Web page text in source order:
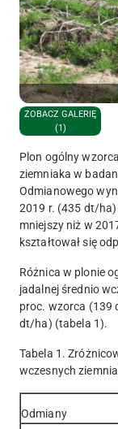
ZOBACZ GALERIĘ
(1)
Plon ogólny
ziemniaka w
Odmianowego
2019 r. (435 dt/
mniejszy niż w
kształtował się
Różnica w plonie
jadalnej średnio
proc. wzorca (139
dt/ha) (tabela 1).
Tabela 1.
wczesnych
Odmiany